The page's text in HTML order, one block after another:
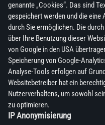
genannte „Cookies“. Das sind
gespeichert werden und die eine
durch Sie ermöglichen. Die
über Ihre Benutzung dieser
von Google in den USA
Speicherung von Google-
Analyse-Tools erfolgen auf
Websitebetreiber hat ein
Nutzerverhaltens, um sowohl
zu optimieren.
IP Anonymisierung